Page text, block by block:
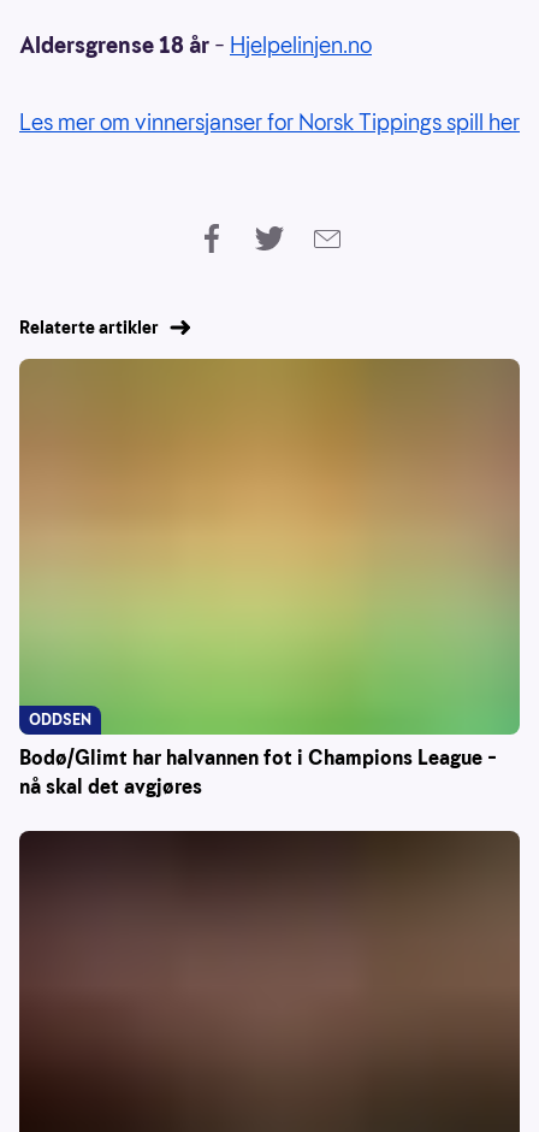
Aldersgrense 18 år – Hjelpelinjen.no
Les mer om vinnersjanser for Norsk Tippings spill her
Relaterte artikler
Bodø/Glimt har halvannen fot i Champions League –
nå skal det avgjøres
ODDSEN